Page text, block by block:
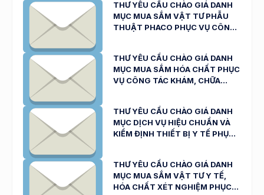
NGÀY 19/3/2026
THƯ YÊU CẦU CHÀO GIÁ DANH
MỤC MUA SẮM VẬT TƯ PHẪU
THUẬT PHACO PHỤC VỤ CÔNG
THUẬN ( SỐ: 928/ TYC-BVNT
NGÀY 19/3/2026)
THƯ YÊU CẦU CHÀO GIÁ DANH
MỤC MUA SẮM HÓA CHẤT PHỤC
VỤ CÔNG TÁC KHÁM, CHỮA
THƯ YÊU CẦU CHÀO GIÁ DANH
MỤC DỊCH VỤ HIỆU CHUẨN VÀ
KIỂM ĐỊNH THIẾT BỊ Y TẾ PHỤC
NINH THUẬN NGÀY 18/03/2026
THƯ YÊU CẦU CHÀO GIÁ DANH
MỤC MUA SẮM VẬT TƯ Y TẾ,
HÓA CHẤT XÉT NGHIỆM PHỤC